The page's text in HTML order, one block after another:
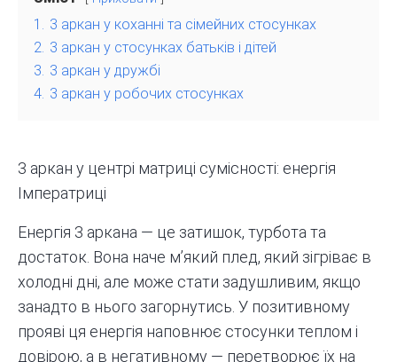
1. 3 аркан у коханні та сімейних стосунках
2. 3 аркан у стосунках батьків і дітей
3. 3 аркан у дружбі
4. 3 аркан у робочих стосунках
3 аркан у центрі матриці сумісності: енергія
Імператриці
Енергія 3 аркана — це затишок, турбота та
достаток. Вона наче м’який плед, який зігріває в
холодні дні, але може стати задушливим, якщо
занадто в нього загорнутись. У позитивному
прояві ця енергія наповнює стосунки теплом і
довірою, а в негативному — перетворює їх на